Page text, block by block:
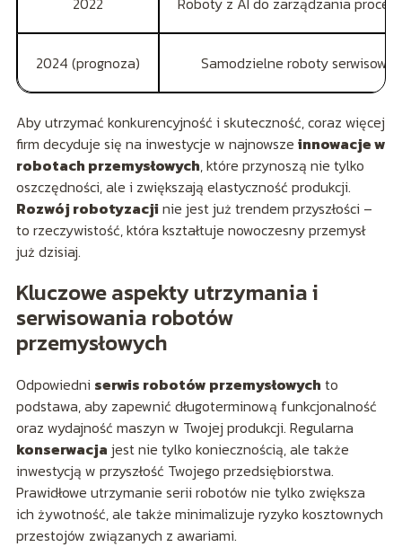
2024 (prognoza) Samodzielne roboty serwisowe
Aby utrzymać konkurencyjność i skuteczność, coraz więcej
firm decyduje się na inwestycje w najnowsze innowacje w
robotach przemysłowych, które przynoszą nie tylko
oszczędności, ale i zwiększają elastyczność produkcji.
Rozwój robotyzacji nie jest już trendem przyszłości –
to rzeczywistość, która kształtuje nowoczesny przemysł
już dzisiaj.
Kluczowe aspekty utrzymania i
serwisowania robotów
przemysłowych
Odpowiedni serwis robotów przemysłowych to
podstawa, aby zapewnić długoterminową funkcjonalność
oraz wydajność maszyn w Twojej produkcji. Regularna
konserwacja jest nie tylko koniecznością, ale także
inwestycją w przyszłość Twojego przedsiębiorstwa.
Prawidłowe utrzymanie serii robotów nie tylko zwiększa
ich żywotność, ale także minimalizuje ryzyko kosztownych
przestojów związanych z awariami.